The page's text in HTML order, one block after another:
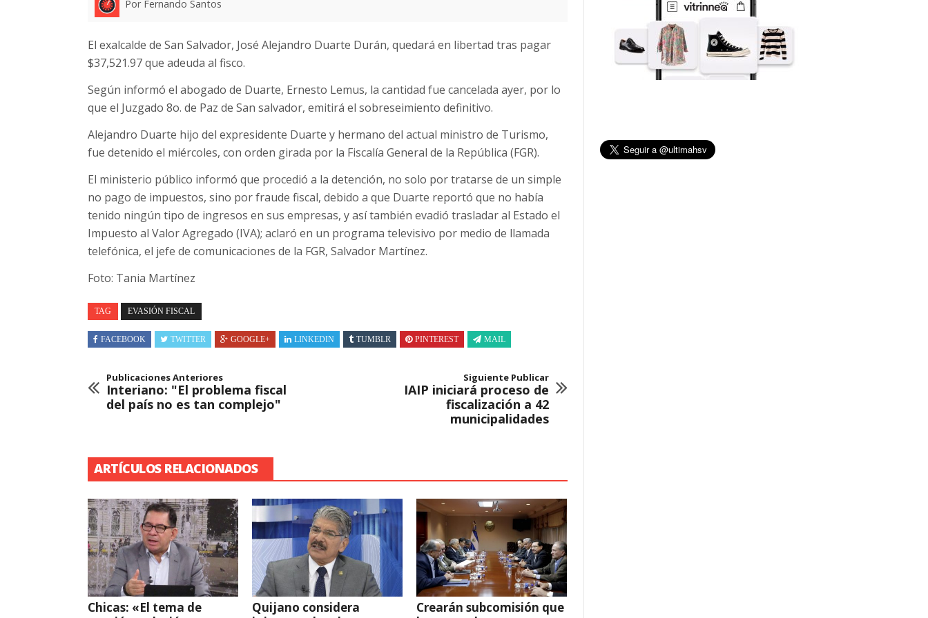
Por Fernando Santos
El exalcalde de San Salvador, José Alejandro Duarte Durán, quedará en libertad tras pagar
$37,521.97 que adeuda al fisco.
Según informó el abogado de Duarte, Ernesto Lemus, la cantidad fue cancelada ayer, por lo
que el Juzgado 8o. de Paz de San salvador, emitirá el sobreseimiento definitivo.
Alejandro Duarte hijo del expresidente Duarte y hermano del actual ministro de Turismo,
fue detenido el miércoles, con orden girada por la Fiscalía General de la República (FGR).
El ministerio público informó que procedió a la detención, no solo por tratarse de un simple
no pago de impuestos, sino por fraude fiscal, debido a que Duarte reportó que no había
tenido ningún tipo de ingresos en sus empresas, y así también evadió trasladar al Estado el
Impuesto al Valor Agregado (IVA); aclaró en un programa televisivo por medio de llamada
telefónica, el jefe de comunicaciones de la FGR, Salvador Martínez.
Foto: Tania Martínez
TAG EVASIÓN FISCAL
FACEBOOK TWITTER GOOGLE+ LINKEDIN TUMBLR PINTEREST MAIL
Publicaciones Anteriores
Interiano: "El problema fiscal
del país no es tan complejo"
Siguiente Publicar
IAIP iniciará proceso de
fiscalización a 42
municipalidades
ARTÍCULOS RELACIONADOS
Chicas: «El tema de
Quijano considera
Crearán subcomisión que